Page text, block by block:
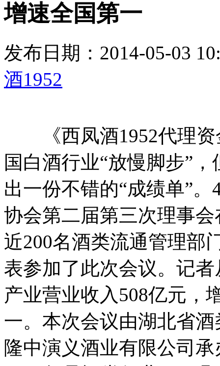
增速全国第一
发布日期：2014-05-03
酒1952
《西凤酒1952代理资
国白酒行业“放慢脚步”
出一份不错的“成绩单”
协会第二届第三次理事
近200名酒类流通管理部
表参加了此次会议。记
产业营业收入508亿元，
一。本次会议由湖北省
隆中演义酒业有限公司